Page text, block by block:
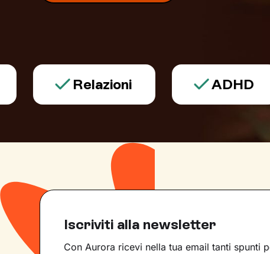
Relazioni ADHD
Iscriviti alla newsletter
Con Aurora ricevi nella tua email tanti spunti